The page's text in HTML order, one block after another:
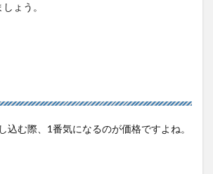
ょう。
込む際、1番気になるのが価格ですよね。